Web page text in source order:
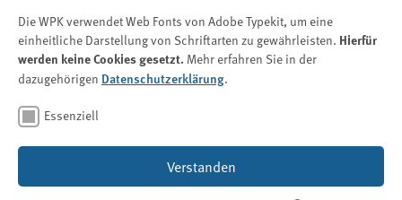
WPK Magazin
Ausgabe 2/2026
Bild: © toeytoey – stock.adobe.com
Das WPK Magazin 2/2026
Die WPK verwendet Web Fonts von Adobe Typekit, um eine
einheitliche Darstellung von Schriftarten zu gewährleisten. Hierfür
werden keine Cookies gesetzt. Mehr erfahren Sie in der
dazugehörigen Datenschutzerklärung.
Essenziell
Verstanden